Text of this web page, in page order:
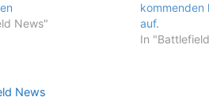
News"
kommenden
auf.
In
News